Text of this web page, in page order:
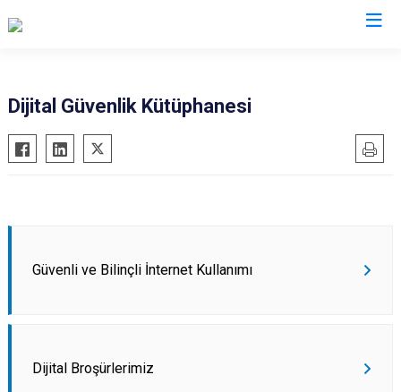
Dijital Güvenlik Kütüphanesi
Güvenli ve Bilinçli İnternet Kullanımı
Dijital Broşürlerimiz